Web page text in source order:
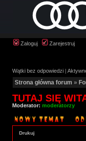
Zaloguj Zarejestruj
Wątki bez odpowiedzi |
Strona główna forum »
TUTAJ SIĘ
Moderator: moderatorzy
Drukuj